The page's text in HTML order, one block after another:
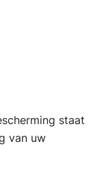
staat
van uw